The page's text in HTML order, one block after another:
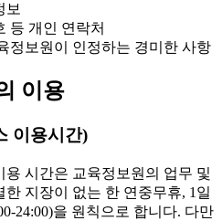
보
등 개인 연락처
정보원이 인정하는 경미한 사항
이용
이용시간)
용 시간은 교육정보원의 업무 및
한 지장이 없는 한 연중무휴, 1일
24:00)을 원칙으로 합니다. 다만